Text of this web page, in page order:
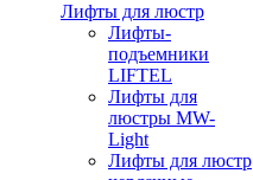
Лифты для люстр
Лифты-
подъемники
LIFTEL
Лифты для
люстры MW-
Light
Лифты для люстр